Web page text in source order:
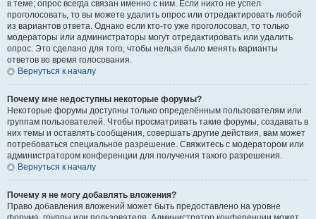
в теме; опрос всегда связан именно с ним. Если никто не успел
проголосовать, то вы можете удалить опрос или отредактировать любой
из вариантов ответа. Однако если кто-то уже проголосовал, то только
модераторы или администраторы могут отредактировать или удалить
опрос. Это сделано для того, чтобы нельзя было менять варианты
ответов во время голосования.
Вернуться к началу
Почему мне недоступны некоторые форумы?
Некоторые форумы доступны только определённым пользователям или
группам пользователей. Чтобы просматривать такие форумы, создавать в
них темы и оставлять сообщения, совершать другие действия, вам может
потребоваться специальное разрешение. Свяжитесь с модератором или
администратором конференции для получения такого разрешения.
Вернуться к началу
Почему я не могу добавлять вложения?
Право добавления вложений может быть предоставлено на уровне